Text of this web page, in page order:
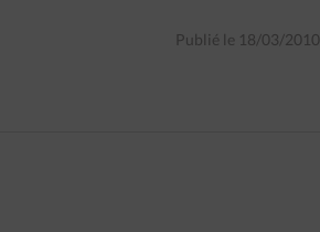
Publié le 18/03/2010